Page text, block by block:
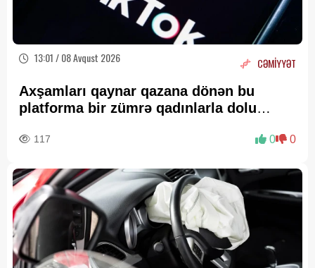
13:01 / 08 Avqust 2026 CƏMİYYƏT
Axşamları qaynar qazana dönən bu
platforma bir zümrə qadınlarla dolu
117 0 0